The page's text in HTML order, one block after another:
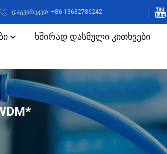
დაგვირეკეთ: +86-13682786242
Ხშირად Დასმული Კითხვები